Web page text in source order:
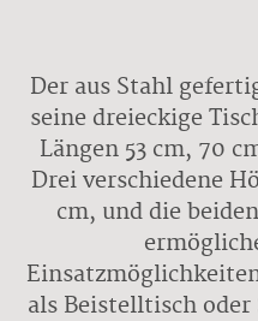
Der aus Stahl
seine dreieckige
Längen 53 cm, 70
Drei verschiedene
cm, und die
als Beistelltisch